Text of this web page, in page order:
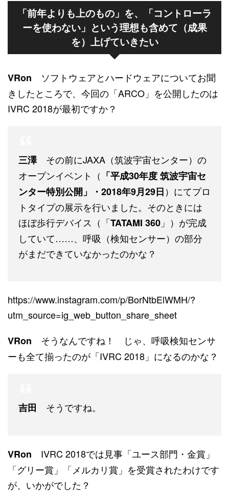
「前年よりも上のもの」を、「コントローラ
ーを使わない」という理想も含めて（成果
を）上げていきたい
VRon ソフトウェアとハードウェアについてお聞
きしたところで、今回の「ARCO」を公開したのは
IVRC 2018が最初ですか？
三澤その前にJAXA（筑波宇宙センター）の
オープンイベント（ 「平成30年度 筑波宇宙セ
ンター特別公開」・2018年9月29日）にてプロ
トタイプの展示を行いました。そのときには
ほぼ歩行デバイス（「TATAMI 360 」）が完成
していて……、呼吸（検知センサー）の部分
がまだできていなかったのかな？
https://www.instagram.com/p/BorNtbElWMH/?
utm_source=ig_web_button_share_sheet
VRon そうなんですね！ じゃ、呼吸検知センサ
ーも全て揃ったのが「IVRC 2018」になるのかな？
吉田 そうですね。
VRon IVRC 2018では見事「ユース部門・金賞」
「グリー賞」「メルカリ賞」を受賞されたわけです
が、いかがでした？